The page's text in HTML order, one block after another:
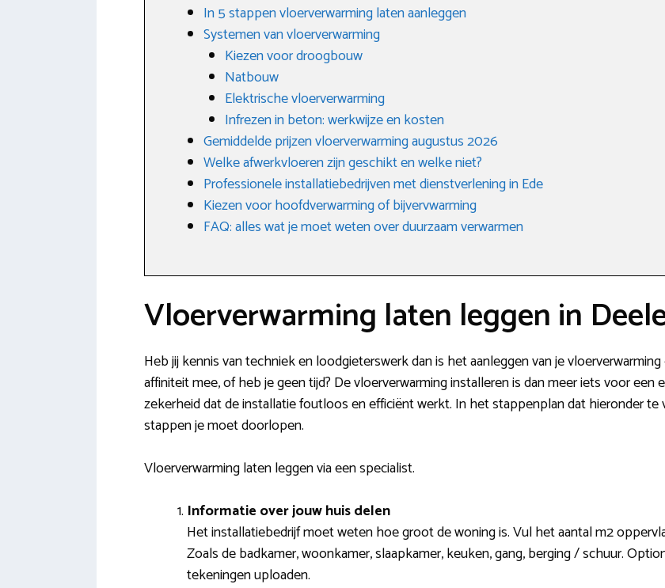
In 5 stappen vloerverwarming laten aanleggen
Systemen van vloerverwarming
Kiezen voor droogbouw
Natbouw
Elektrische vloerverwarming
Infrezen in beton: werkwijze en kosten
Gemiddelde prijzen vloerverwarming augustus 2026
Welke afwerkvloeren zijn geschikt en welke niet?
Professionele installatiebedrijven met dienstverlening in Ede
Kiezen voor hoofdverwarming of bijvervwarming
FAQ: alles wat je moet weten over duurzaam verwarmen
Vloerverwarming laten leggen in
Heb jij kennis van techniek en loodgieterswerk dan is het aanleggen van je
affiniteit mee, of heb je geen tijd? De vloerverwarming installeren is dan meer iets voor
zekerheid dat de installatie foutloos en efficiënt werkt. In het stappenplan dat hieronder te
stappen je moet doorlopen.
Vloerverwarming laten leggen via een specialist.
Informatie over jouw huis delen
Het installatiebedrijf moet weten hoe groot de woning is. Vul het aantal m2
Zoals de badkamer, woonkamer, slaapkamer, keuken, gang, berging / schuur.
tekeningen uploaden.